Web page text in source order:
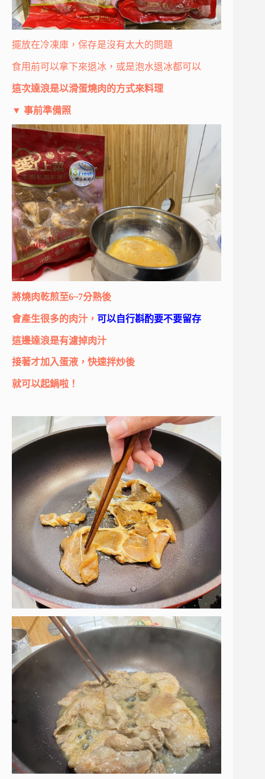
擺放在冷凍庫，保存是沒有太大的問題
食用前可以拿下來退冰，或是泡水退冰都可以
這次達浪是以滑蛋燒肉的方式來料理
▼ 事前準備照
將燒肉乾煎至6~7分熟後
會產生很多的肉汁， 可以自行斟酌要不要留存
這邊達浪是有濾掉肉汁
接著才加入蛋液，快速拌炒後
就可以起鍋啦！